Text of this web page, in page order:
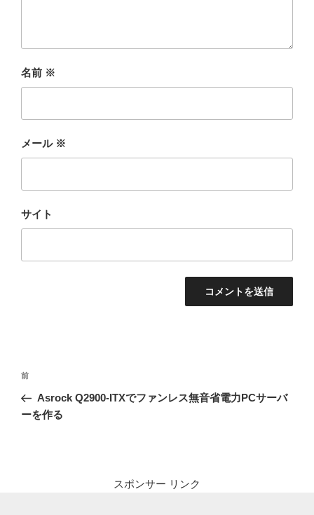
名前 ※
メール ※
サイト
投
ナ
前
の
前
Asrock Q2900-ITXでファンレス無音省電力PCサーバ
ーを作る
スポンサー リンク